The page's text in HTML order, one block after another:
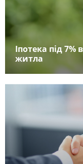
Іпотека під
житла